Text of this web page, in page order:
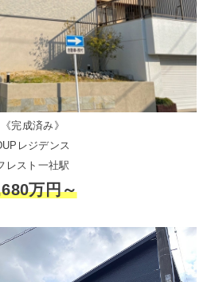
《完成済み》
レジデンス
レスト一社駅
万円～